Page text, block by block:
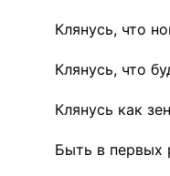
Клянусь, что
Клянусь, что
Клянусь как
Быть в первых